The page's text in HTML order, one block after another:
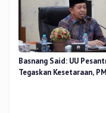
Basnang Said: UU
Tegaskan Kesetaraan,